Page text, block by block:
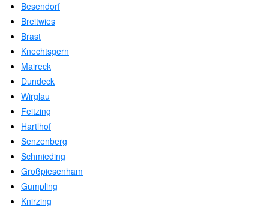
Besendorf
Breitwies
Brast
Knechtsgern
Maireck
Dundeck
Wirglau
Feitzing
Hartlhof
Senzenberg
Schmieding
Großpiesenham
Gumpling
Knirzing